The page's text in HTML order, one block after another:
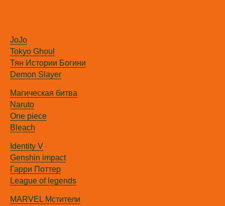
JoJo
Tokyo Ghoul
Тян Истории Богини
Demon Slayer
Магическая битва
Naruto
One piece
Bleach
Identity V
Genshin impact
Гарри Поттер
League of legends
MARVEL Мстители